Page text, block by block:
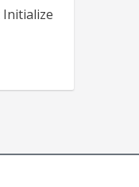
Initialize